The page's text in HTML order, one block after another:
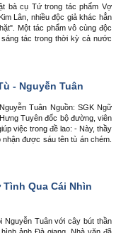
bà cụ Tứ trong tác phẩm Vợ
Lân, nhiều độc giả khác hẳn
Một tác phẩm vô cùng độc
tác trong thời kỳ cả nước
- Nguyễn Tuân
Tuân Nguồn: SGK Ngữ
Tuyên đốc bộ đường, viên
việc trong đề lao: - Này, thầy
được sáu tên tù án chém.
Qua Cái Nhìn
Nguyễn Tuân với cây bút thần